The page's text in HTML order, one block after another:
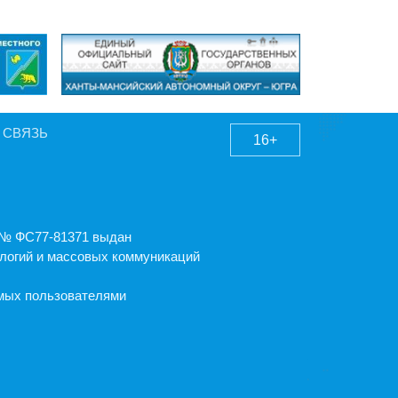
№ ФС77-81371 выдан
и массовых коммуникаций
пользователями
16+